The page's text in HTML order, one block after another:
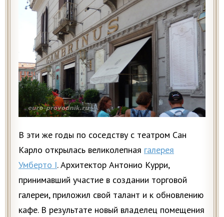
В эти же годы по соседству с театром Сан
Карло открылась великолепная галерея
Умберто I. Архитектор Антонио Курри,
принимавший участие в создании торговой
галереи, приложил свой талант и к обновлению
кафе. В результате новый владелец помещения